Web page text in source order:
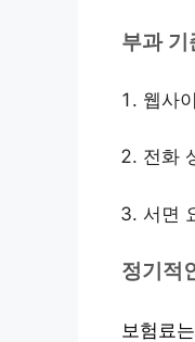
부과 기
웹사
전화
서면
정기적
보험료